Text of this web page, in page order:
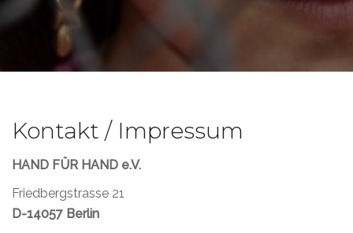
Kontakt / Impressum
HAND FÜR HAND e.V.
Friedbergstrasse 21
D-14057 Berlin